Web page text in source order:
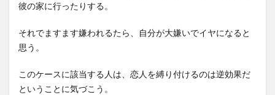
彼の家に行ったりする。
それでますます嫌われるたら、自分が大嫌いでイヤになると
思う。
このケースに該当する人は、恋人を縛り付けるのは逆効果だ
ということに気づこう。